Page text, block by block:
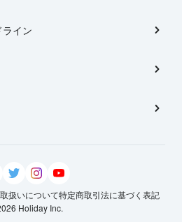
イン
扱いについて特定商取引法に基づく表記
Holiday Inc.